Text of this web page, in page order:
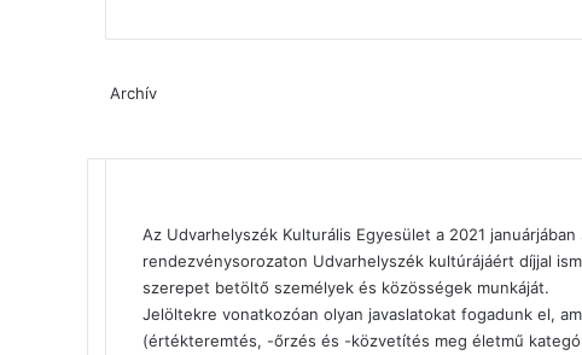
Archív
email-
ben
Az Udvarhelyszék Kulturális Egyesület a 2021
rendezvénysorozaton Udvarhelyszék kultúrájáért díjjal
szerepet betöltő személyek és közösségek munkáját.
Jelöltekre vonatkozóan olyan javaslatokat fogadunk el,
(értékteremtés, -őrzés és -közvetítés meg életmű